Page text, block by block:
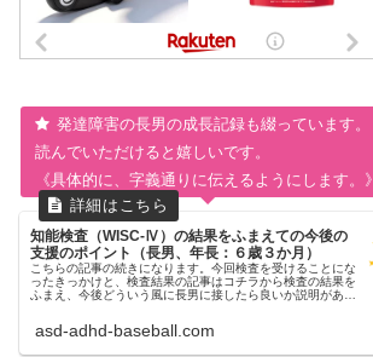
発達障害の長男の成長記録も綴っています。
読んでいただけると嬉しいです。
《具体的に、字義通りに伝えるようにします。》
知能検査（WISC-Ⅳ）の結果をふまえての今後の
支援のポイント（長男、年長：６歳３か月）
こちらの記事の続きになります。今回検査を受けることにな
ったきっかけと、検査結果の記事はコチラから検査の結果を
ふまえ、今後どういう風に長男に接したら良いか説明があり
asd-adhd-baseball.com